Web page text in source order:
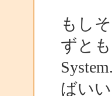
もし
ずとも
ばい